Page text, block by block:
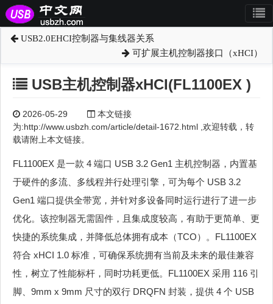
USB2.0EHCI控制器与集线器关系
可扩展主机控制器接口（xHCI）
USB主机控制器xHCI(FL1100EX )
2026-05-29
本文链接
为:http://www.usbzh.com/article/detail-1672.html ,欢迎转载，转
载请附上本文链接。
FL1100EX 是一款 4 端口 USB 3.2 Gen1 主机控制器，内置基
于硬件的多流、多线程并行处理引擎，可为每个 USB 3.2
Gen1 端口提供全带宽，并针对多设备同时运行进行了进一步
优化。该控制器无需固件，且集成度较高，有助于更简单、更
快捷的系统集成，并降低总体拥有成本（TCO）。FL1100EX
符合 xHCI 1.0 标准，可确保系统拥有当前及未来的最佳兼容
性，树立了性能标杆，同时功耗更低。FL1100EX 采用 116 引
脚、9mm x 9mm 尺寸的双行 DRQFN 封装，提供 4 个 USB